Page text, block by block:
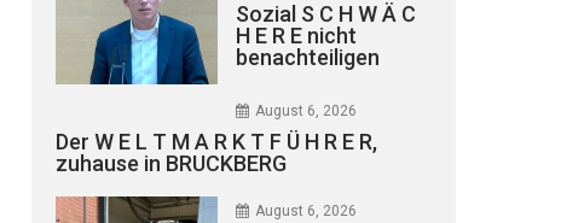
Sozial S C H W Ä C
H E R E nicht
benachteiligen
August 6, 2026
Der W E L T M A R K T F Ü H R E R,
zuhause in BRUCKBERG
August 6, 2026